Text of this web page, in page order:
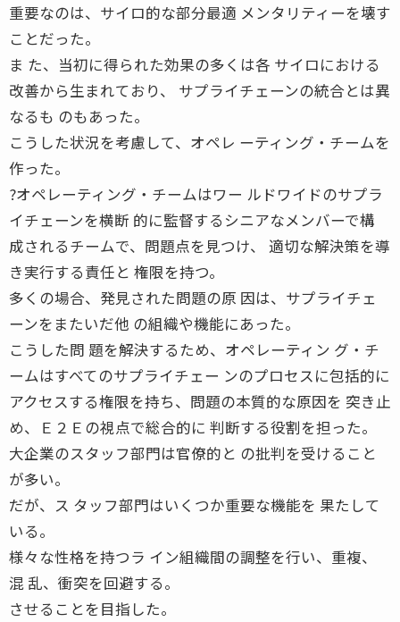
重要なのは、サイロ的な部分最適 メンタリティーを壊す
ことだった。
ま た、当初に得られた効果の多くは各 サイロにおける
改善から生まれており、 サプライチェーンの統合とは異
なるも のもあった。
こうした状況を考慮して、オペレ ーティング・チームを
作った。
?オペレーティング・チームはワー ルドワイドのサプラ
イチェーンを横断 的に監督するシニアなメンバーで構
成されるチームで、問題点を見つけ、 適切な解決策を導
き実行する責任と 権限を持つ。
多くの場合、発見された問題の原 因は、サプライチェ
ーンをまたいだ他 の組織や機能にあった。
こうした問 題を解決するため、オペレーティン グ・チ
ームはすべてのサプライチェー ンのプロセスに包括的に
アクセスする権限を持ち、問題の本質的な原因を 突き止
め、Ｅ２Ｅの視点で総合的に 判断する役割を担った。
大企業のスタッフ部門は官僚的と の批判を受けること
が多い。
だが、ス タッフ部門はいくつか重要な機能を 果たして
いる。
様々な性格を持つラ イン組織間の調整を行い、重複、
混 乱、衝突を回避する。
させることを目指した。